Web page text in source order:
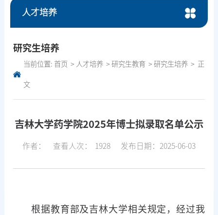
人才培养
研究生培养
当前位置: 首页 人才培养 研究生教育 研究生培养 正
文
吉林大学药学院2025年博士拟录取名单公示
作者： 查看人次： 1928 发布日期：2025-06-03
根据教育部及吉林大学相关规定，经过我